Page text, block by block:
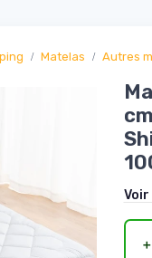
Matelas Autres
Voir
＋